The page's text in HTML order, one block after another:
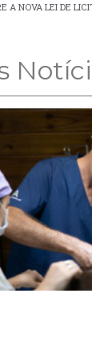
A NOVA LEI DE